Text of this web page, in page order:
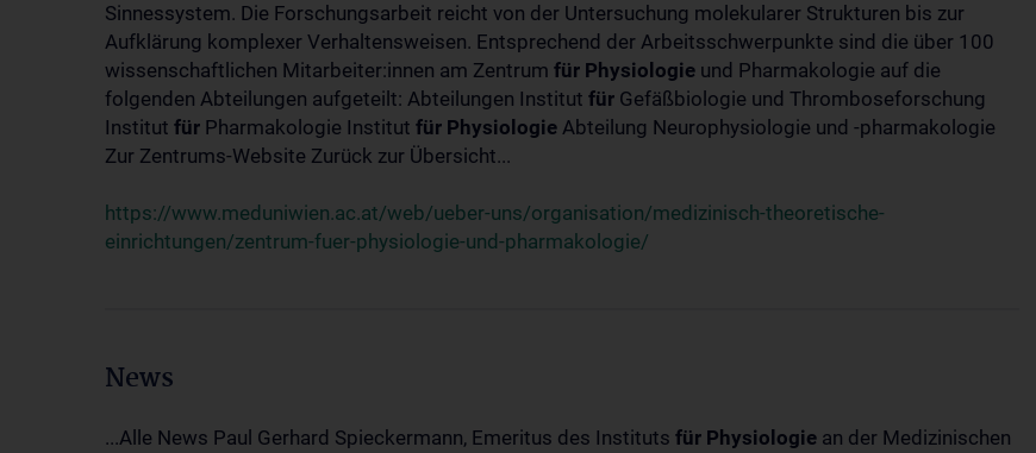
Sinnessystem. Die Forschungsarbeit reicht von der Untersuchung molekularer Strukturen bis zur
Aufklärung komplexer Verhaltensweisen. Entsprechend der Arbeitsschwerpunkte sind die über 100
wissenschaftlichen Mitarbeiter:innen am Zentrum für Physiologie und Pharmakologie auf die
folgenden Abteilungen aufgeteilt: Abteilungen Institut für Gefäßbiologie und Thromboseforschung
Institut für Pharmakologie Institut für Physiologie Abteilung Neurophysiologie und -pharmakologie
Zur Zentrums-Website Zurück zur Übersicht...
https://www.meduniwien.ac.at/web/ueber-uns/organisation/medizinisch-theoretische-
einrichtungen/zentrum-fuer-physiologie-und-pharmakologie/
News
...Alle News Paul Gerhard Spieckermann, Emeritus des Instituts für Physiologie an der Medizinischen